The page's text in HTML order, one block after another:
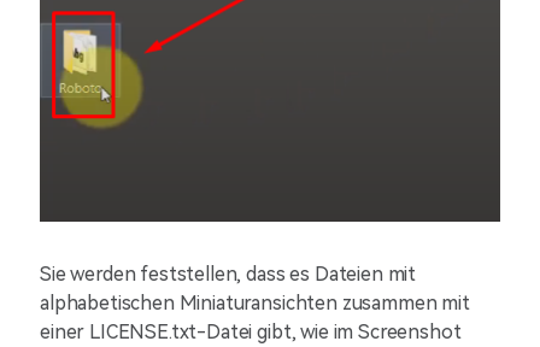
Sie werden feststellen, dass es Dateien mit
alphabetischen Miniaturansichten zusammen mit
einer LICENSE.txt-Datei gibt, wie im Screenshot